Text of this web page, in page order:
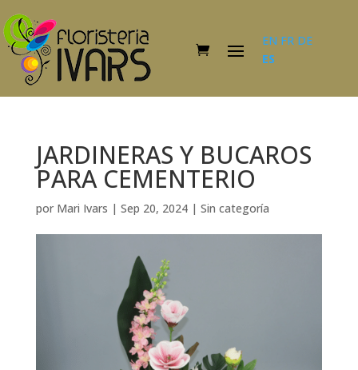
EN FR DE
ES
JARDINERAS Y BUCAROS
PARA CEMENTERIO
por Mari Ivars | Sep 20, 2024| Sin categoría